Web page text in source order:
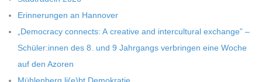
H
U
Erin­ne­run­gen an Hannover
„Demo­cracy con­nects: A crea­tive and inter­cul­tu­ral exch­ange” –
Schüler:innen des 8. und 9 Jahr­gangs ver­brin­gen eine Woche
auf den Azoren